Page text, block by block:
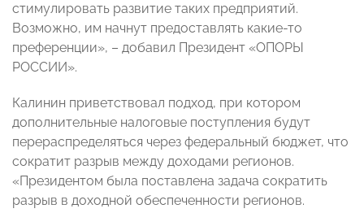
стимулировать развитие таких предприятий.
Возможно, им начнут предоставлять какие-то
преференции», – добавил Президент «ОПОРЫ
РОССИИ».
Калинин приветствовал подход, при котором
дополнительные налоговые поступления будут
перераспределяться через федеральный бюджет, что
сократит разрыв между доходами регионов.
«Президентом была поставлена задача сократить
разрыв в доходной обеспеченности регионов.